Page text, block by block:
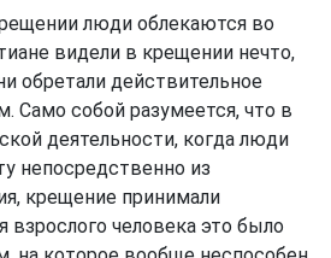
люди облекаются во
видели в крещении нечто,
обретали действительное
Само собой разумеется, что в
деятельности, когда люди
непосредственно из
крещение принимали
взрослого человека это было